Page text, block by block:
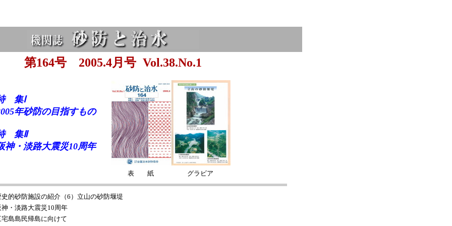
第164号 2005.4月号 Vol.38.No.1
集Ⅰ
年砂防の目指すもの
集Ⅱ
神・淡路大震災10周年
表 紙 グラビア
史的砂防施設の紹介（6）立山の砂防堰堤
神・淡路大震災10周年
宅島島民帰島に向けて